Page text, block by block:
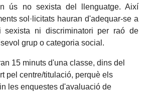
ús no sexista del llenguatge. Així
sol·licitats hauran d'adequar-se a
sexista ni discriminatori per raó de
grup o categoria social.
15 minuts d'una classe, dins del
pel centre/titulació, perquè els
les enquestes d'avaluació de